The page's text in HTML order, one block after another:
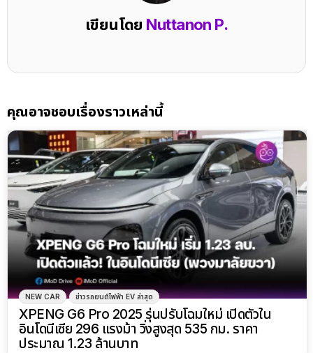
เขียนโดย Nuttanon P.
คุณอาจชอบเรื่องราวเหล่านี้
NEW CAR ข่าวรถยนต์ไฟฟ้า EV ล่าสุด
XPENG G6 Pro 2025 รุ่นปรับโฉมใหม่ เปิดตัวใน
อินโดนีเซีย 296 แรงม้า วิ่งสูงสุด 535 กม. ราคา
ประมาณ 1.23 ล้านบาท